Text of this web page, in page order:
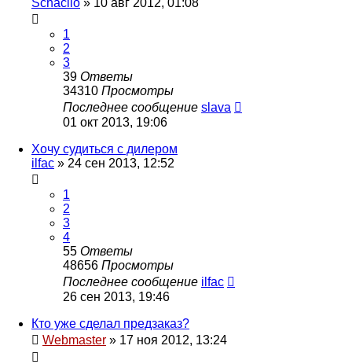
1
2
3
39 Ответы
34310 Просмотры
Последнее сообщение slava
01 окт 2013, 19:06
Хочу судиться с дилером
ilfac » 24 сен 2013, 12:52
1
2
3
4
55 Ответы
48656 Просмотры
Последнее сообщение ilfac
26 сен 2013, 19:46
Кто уже сделал предзаказ?
Webmaster » 17 ноя 2012, 13:24